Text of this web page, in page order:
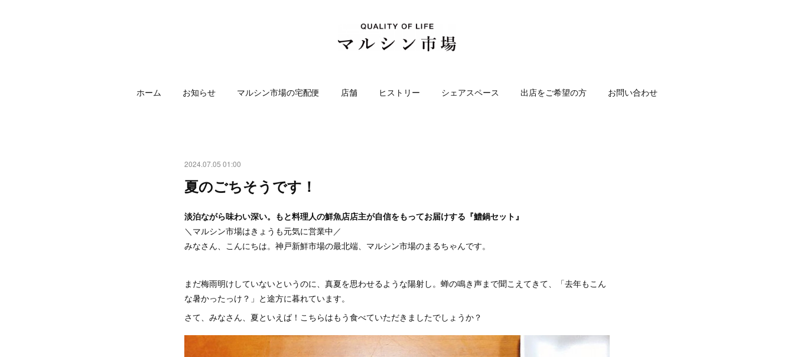
ホーム お知らせ マルシン市場の宅配便 店舗 ヒストリー シェアスペース 出店をご希望の方 お問い合わせ
2024.07.05 01:00
夏のごちそうです！
淡泊ながら味わい深い。もと料理人の鮮魚店店主が自信をもってお届けする『鱧鍋セット』
＼マルシン市場はきょうも元気に営業中／
みなさん、こんにちは。神戸新鮮市場の最北端、マルシン市場のまるちゃんです。
まだ梅雨明けしていないというのに、真夏を思わせるような陽射し。蝉の鳴き声まで聞こえてきて、「去年もこん
な暑かったっけ？」と途方に暮れています。
さて、みなさん、夏といえば！こちらはもう食べていただきましたでしょうか？